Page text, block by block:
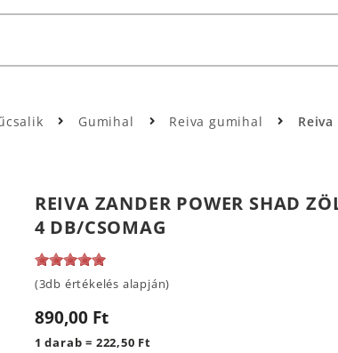
Gumihal Reiva gumihal
REIVA ZANDER POWER SHAD
4 DB/CSOMAG
(3db értékelés alapján)
890,00 Ft
1 darab = 222,50 Ft